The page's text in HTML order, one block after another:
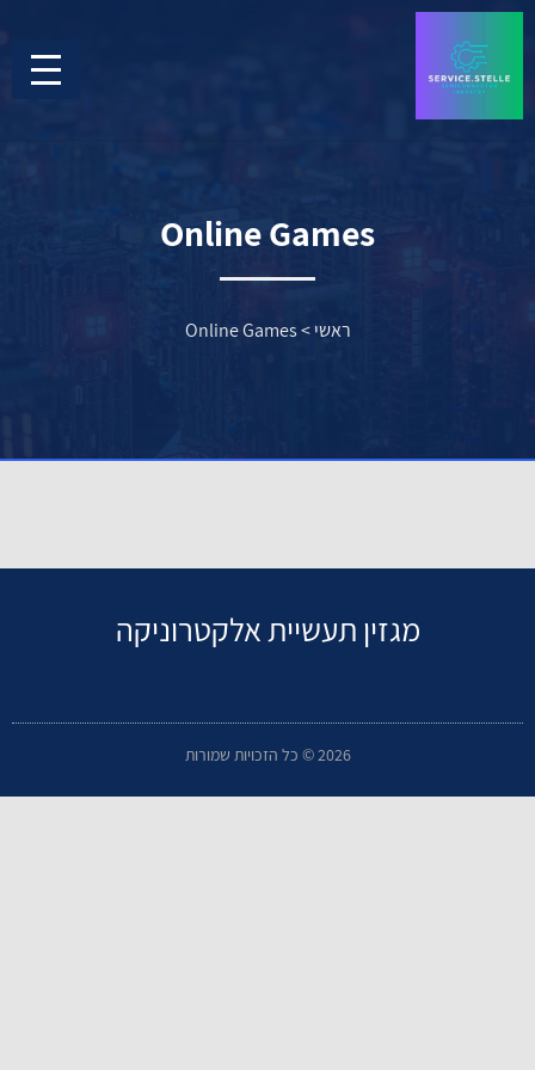
Online Games
ראשי>
Online Games
מגזין תעשיית אלקטרוניקה
2026 © כל הזכויות שמורות